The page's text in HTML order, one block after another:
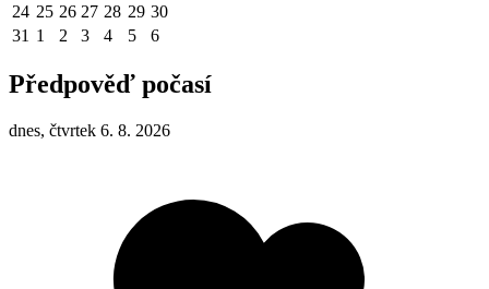
24 25 26 27 28 29 30
31 1 2 3 4 5 6
Předpověď počasí
dnes, čtvrtek 6. 8. 2026